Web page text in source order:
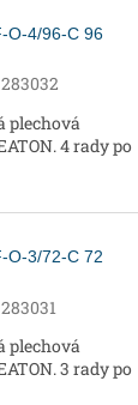
O-4/96-C 96
283032
plechová
4 rady po
O-3/72-C 72
283031
plechová
3 rady po